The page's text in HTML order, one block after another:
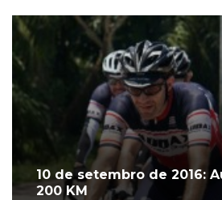
10 de setembro de 2016:
200 KM